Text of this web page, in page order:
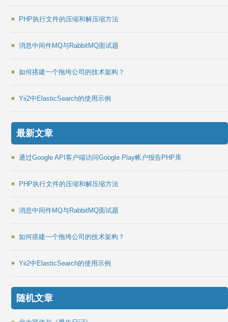
PHP执行文件的压缩和解压缩方法
消息中间件MQ与RabbitMQ面试题
如何搭建一个拖垮公司的技术架构？
Yii2中ElasticSearch的使用示例
最新文章
通过Google API客户端访问Google Play帐户报告PHP库
PHP执行文件的压缩和解压缩方法
消息中间件MQ与RabbitMQ面试题
如何搭建一个拖垮公司的技术架构？
Yii2中ElasticSearch的使用示例
随机文章